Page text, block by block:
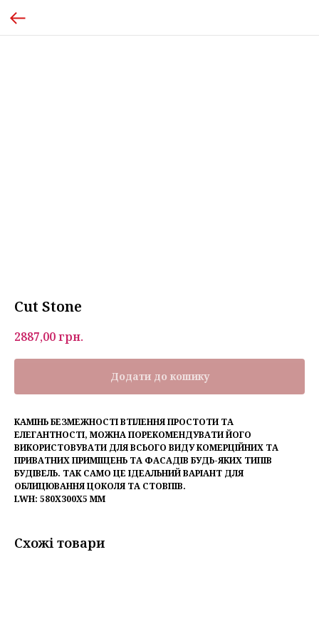
Cut Stone
2887,00грн.
Додати до кошику
КАМІНЬ БЕЗМЕЖНОСТІ ВТІЛЕННЯ ПРОСТОТИ ТА
ЕЛЕГАНТНОСТІ, МОЖНА ПОРЕКОМЕНДУВАТИ ЙОГО
ВИКОРИСТОВУВАТИ ДЛЯ ВСЬОГО ВИДУ КОМЕРЦІЙНИХ ТА
ПРИВАТНИХ ПРИМІЩЕНЬ ТА ФАСАДІВ БУДЬ-ЯКИХ ТИПІВ
БУДІВЕЛЬ. ТАК САМО ЦЕ ІДЕАЛЬНИЙ ВАРІАНТ ДЛЯ
ОБЛИЦЮВАННЯ ЦОКОЛЯ ТА СТОВПІВ.
LWH: 580X300X5 MM
Схожі товари